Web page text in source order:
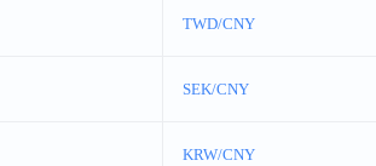
TWD/CNY
SEK/CNY
KRW/CNY